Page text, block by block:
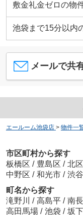
敷金礼金ゼロの物
池袋まで15分以内
メールで共
エールーム池袋店 > 物件一
市区町村から探す
板橋区 / 豊島区 / 北区
中野区 / 和光市 / 渋
町名から探す
滝野川 / 高島平 / 南
高田馬場 / 池袋 / 坂下